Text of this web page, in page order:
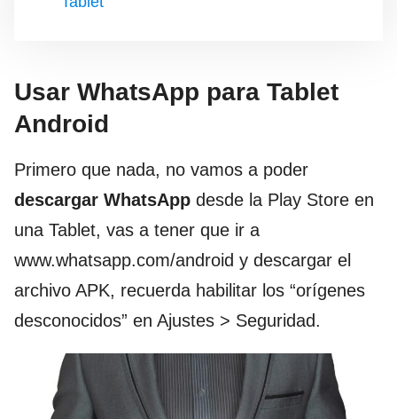
Usar WhatsApp para Tablet
Android
Primero que nada, no vamos a poder
descargar WhatsApp desde la Play Store en
una Tablet, vas a tener que ir a
www.whatsapp.com/android y descargar el
archivo APK, recuerda habilitar los “orígenes
desconocidos” en Ajustes > Seguridad.